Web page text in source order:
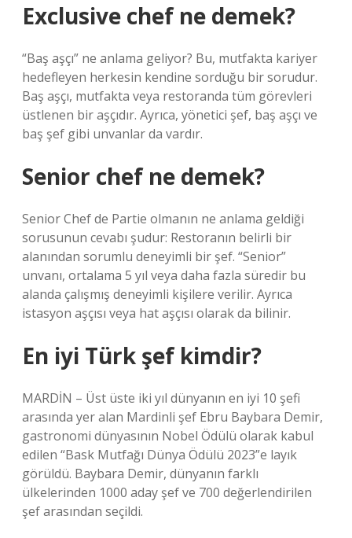
Exclusive chef ne demek?
“Baş aşçı” ne anlama geliyor? Bu, mutfakta kariyer
hedefleyen herkesin kendine sorduğu bir sorudur.
Baş aşçı, mutfakta veya restoranda tüm görevleri
üstlenen bir aşçıdır. Ayrıca, yönetici şef, baş aşçı ve
baş şef gibi unvanlar da vardır.
Senior chef ne demek?
Senior Chef de Partie olmanın ne anlama geldiği
sorusunun cevabı şudur: Restoranın belirli bir
alanından sorumlu deneyimli bir şef. “Senior”
unvanı, ortalama 5 yıl veya daha fazla süredir bu
alanda çalışmış deneyimli kişilere verilir. Ayrıca
istasyon aşçısı veya hat aşçısı olarak da bilinir.
En iyi Türk şef kimdir?
MARDİN – Üst üste iki yıl dünyanın en iyi 10 şefi
arasında yer alan Mardinli şef Ebru Baybara Demir,
gastronomi dünyasının Nobel Ödülü olarak kabul
edilen “Bask Mutfağı Dünya Ödülü 2023”e layık
görüldü. Baybara Demir, dünyanın farklı
ülkelerinden 1000 aday şef ve 700 değerlendirilen
şef arasından seçildi.